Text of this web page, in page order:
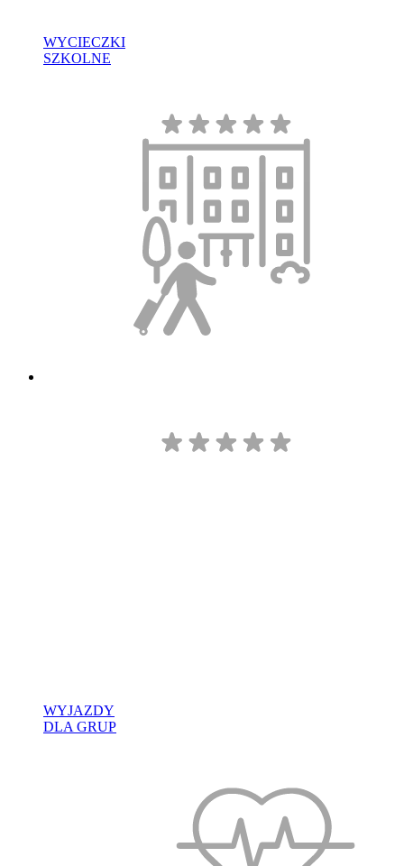
WYCIECZKI
SZKOLNE
WYJAZDY
DLA GRUP